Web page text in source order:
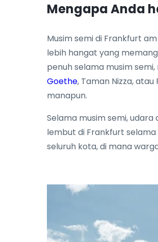
Mengapa Anda
Musim semi di Frankfurt
lebih hangat yang
penuh selama musim
Goethe, Taman Nizza,
manapun.
Selama musim semi,
lembut di Frankfurt
seluruh kota, di mana